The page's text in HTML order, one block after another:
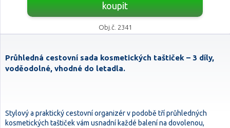
koupit
Obj.č. 2341
Průhledná cestovní sada kosmetických taštiček – 3 díly,
voděodolné, vhodné do letadla.
Stylový a praktický cestovní organizér v podobě tří průhledných
kosmetických taštiček vám usnadní každé balení na dovolenou,